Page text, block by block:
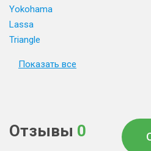
Yokohama
Lassa
Triangle
Показать все
Отзывы 0